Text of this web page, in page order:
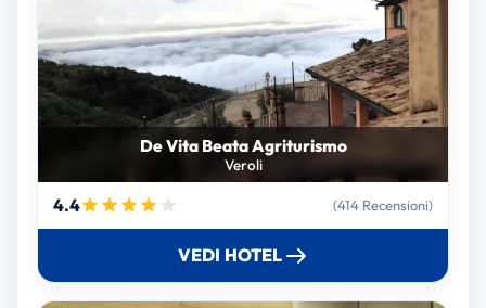
De Vita Beata Agriturismo
Veroli
4.4 (414 Recensioni)
VEDI HOTEL